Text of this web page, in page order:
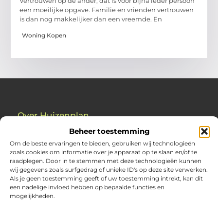
Beheer toestemming
Om de beste ervaringen te bieden, gebruiken wij technologieën
zoals cookies om informatie over je apparaat op te slaan en/of te
raadplegen. Door in te stemmen met deze technologieën kunnen
wij gegevens zoals surfgedrag of unieke ID's op deze site verwerken.
Als je geen toestemming geeft of uw toestemming intrekt, kan dit
een nadelige invloed hebben op bepaalde functies en
mogelijkheden.
een moeilijke opgave. Familie en vrienden vertrouwen
is dan nog makkelijker dan een vreemde. En
Woning Kopen
Over Huizenplan
Ontdek een uitgebreide verzameling blogs en artikelen
boordevol handige adviezen en verrassende inzichten om
jouw woondromen te realiseren. Van interieurideeën tot
slimme bespaartips – haal het beste uit jouw huis en
leefomgeving!
Bericht categorie